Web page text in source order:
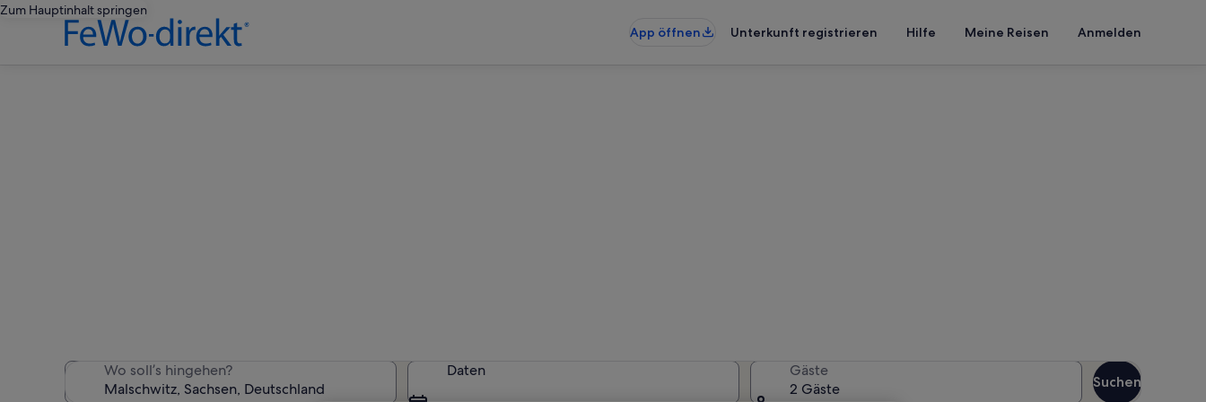
Zum Hauptinhalt springen
App öffnen
Unterkunft registrieren Hilfe Meine Reisen Anmelden
Wo soll’s hingehen? Daten
Gäste
2 Gäste
Suchen